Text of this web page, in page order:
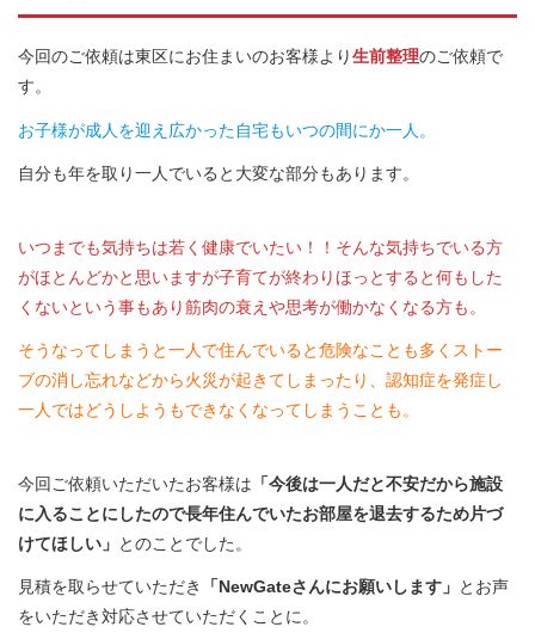
今回のご依頼は東区にお住まいのお客様より生前整理のご依頼で
す。
お子様が成人を迎え広かった自宅もいつの間にか一人。
自分も年を取り一人でいると大変な部分もあります。
いつまでも気持ちは若く健康でいたい！！そんな気持ちでいる方
がほとんどかと思いますが子育てが終わりほっとすると何もした
くないという事もあり筋肉の衰えや思考が働かなくなる方も。
そうなってしまうと一人で住んでいると危険なことも多くストー
ブの消し忘れなどから火災が起きてしまったり、認知症を発症し
一人ではどうしようもできなくなってしまうことも。
今回ご依頼いただいたお客様は 「今後は一人だと不安だから施設
に入ることにしたので長年住んでいたお部屋を退去するため片づ
けてほしい」 とのことでした。
見積を取らせていただき 「NewGateさんにお願いします」 とお声
をいただき対応させていただくことに。